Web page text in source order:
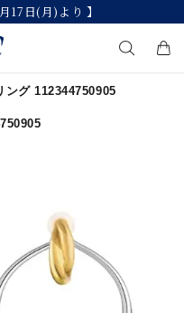
17日(月)より 】
キーワードで検索する
#エタニティ
#eギフト
ング 112344750905